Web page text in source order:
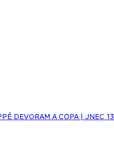
DEVORAM A COPA | JNEC 13